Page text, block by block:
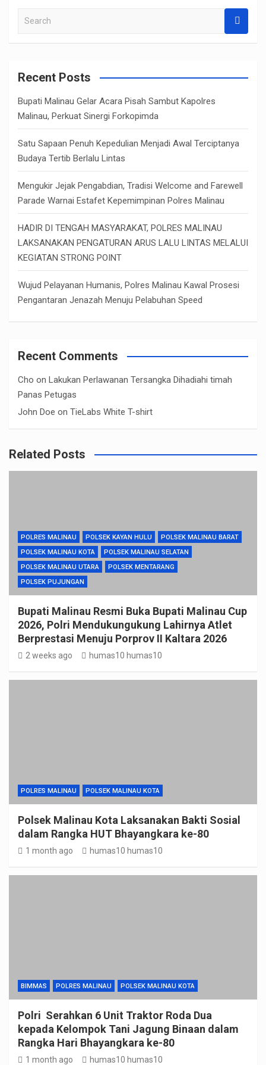
a
c
Recent Posts
Bupati Malinau Gelar Acara Pisah Sambut Kapolres
Malinau, Perkuat Sinergi Forkopimda
Satu Sapaan Penuh Kepedulian Menjadi Awal Terciptanya
Budaya Tertib Berlalu Lintas
Mengukir Jejak Pengabdian, Tradisi Welcome and Farewell
Parade Warnai Estafet Kepemimpinan Polres Malinau
HADIR DI TENGAH MASYARAKAT, POLRES MALINAU
LAKSANAKAN PENGATURAN ARUS LALU LINTAS MELALUI
KEGIATAN STRONG POINT
Wujud Pelayanan Humanis, Polres Malinau Kawal Prosesi
Pengantaran Jenazah Menuju Pelabuhan Speed
Recent Comments
Cho on Lakukan Perlawanan Tersangka Dihadiahi timah
Panas Petugas
John Doe on TieLabs White T-shirt
Related Posts
POLRES MALINAU POLSEK KAYAN HULU
POLSEK MALINAU BARAT
POLSEK MALINAU KOTA
POLSEK MALINAU SELATAN
POLSEK MALINAU UTARA
POLSEK MENTARANG
POLSEK PUJUNGAN
Bupati Malinau Resmi Buka Bupati Malinau Cup
2026, Polri Mendukungukung Lahirnya Atlet
Berprestasi Menuju Porprov II Kaltara 2026
2 weeks ago humas10 humas10
POLRES MALINAU POLSEK MALINAU KOTA
Polsek Malinau Kota Laksanakan Bakti Sosial
dalam Rangka HUT Bhayangkara ke-80
1 month ago humas10 humas10
BIMMAS POLRES MALINAU POLSEK MALINAU KOTA
Polri Serahkan 6 Unit Traktor Roda Dua
kepada Kelompok Tani Jagung Binaan dalam
Rangka Hari Bhayangkara ke-80
1 month ago humas10 humas10